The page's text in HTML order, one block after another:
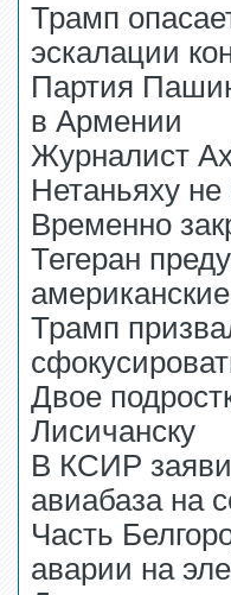
Трамп
эскалации
Партия
в Армении
Журналист
Нетаньяху
Временно
Тегеран
Трамп
Двое
Лисичанску
В КСИР
авиабаза на
Часть
аварии на